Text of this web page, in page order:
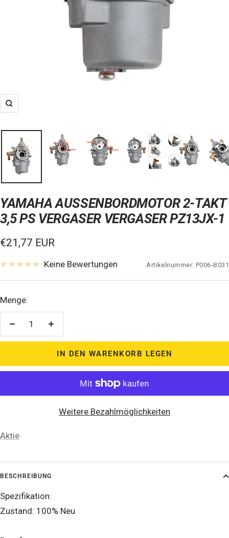
Zoom
YAMAHA AUSSENBORDMOTOR 2-TAKT 3
,5 PS VERGASER VERGASER PZ13JX-1
Verkaufspreis
€21,77 EUR
Keine Bewertungen Artikelnummer: P006-B031
Menge:
Menge
IN DEN WARENKORB LEGEN
Weitere Bezahlmöglichkeiten
Aktie
BESCHREIBUNG
Spezifikation:
Zustand: 100% Neu